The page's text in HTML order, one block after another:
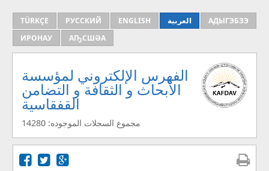
TÜRKÇE РУССКИЙ ENGLISH العربية
АДЫГЭБЗЭ
ИРОНАУ
АҦСШӘА
الفهرس الإلكتروني لمؤسسة
الأبحاث و الثقافة و التضامن
القفقاسية
مجموع السجلات الموجوده: 14280